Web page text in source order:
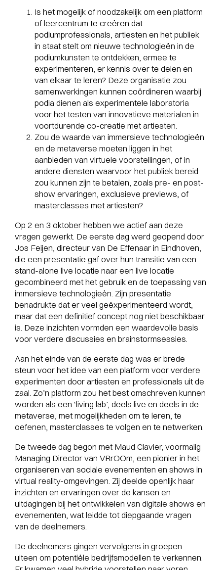
Is het mogelijk of noodzakelijk om een platform
of leercentrum te creëren dat
podiumprofessionals, artiesten en het publiek
in staat stelt om nieuwe technologieën in de
podiumkunsten te ontdekken, ermee te
experimenteren, er kennis over te delen en
van elkaar te leren? Deze organisatie zou
samenwerkingen kunnen coördineren waarbij
podia dienen als experimentele laboratoria
voor het testen van innovatieve materialen in
voortdurende co-creatie met artiesten.
Zou de waarde van immersieve technologieën
en de metaverse moeten liggen in het
aanbieden van virtuele voorstellingen, of in
andere diensten waarvoor het publiek bereid
zou kunnen zijn te betalen, zoals pre- en post-
show ervaringen, exclusieve previews, of
masterclasses met artiesten?
Op 2 en 3 oktober hebben we actief aan deze
vragen gewerkt. De eerste dag werd geopend door
Jos Feijen, directeur van De Effenaar in Eindhoven,
die een presentatie gaf over hun transitie van een
stand-alone live locatie naar een live locatie
gecombineerd met het gebruik en de toepassing van
immersieve technologieën. Zijn presentatie
benadrukte dat er veel geëxperimenteerd wordt,
maar dat een definitief concept nog niet beschikbaar
is. Deze inzichten vormden een waardevolle basis
voor verdere discussies en brainstormsessies.
Aan het einde van de eerste dag was er brede
steun voor het idee van een platform voor verdere
experimenten door artiesten en professionals uit de
zaal. Zo’n platform zou het best omschreven kunnen
worden als een ‘living lab’, deels live en deels in de
metaverse, met mogelijkheden om te leren, te
oefenen, masterclasses te volgen en te netwerken.
De tweede dag begon met Maud Clavier, voormalig
Managing Director van VRrOOm, een pionier in het
organiseren van sociale evenementen en shows in
virtual reality-omgevingen. Zij deelde openlijk haar
inzichten en ervaringen over de kansen en
uitdagingen bij het ontwikkelen van digitale shows en
evenementen, wat leidde tot diepgaande vragen
van de deelnemers.
De deelnemers gingen vervolgens in groepen
uiteen om potentiële bedrijfsmodellen te verkennen.